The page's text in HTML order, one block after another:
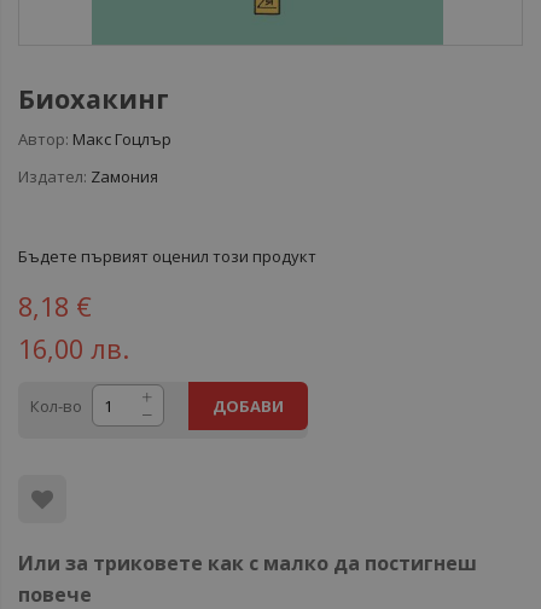
Биохакинг
Автор: Макс Гоцлър
Издател: Zамония
Бъдете първият оценил този продукт
8,18 €
16,00 лв.
Кол-во ДОБАВИ
Или за триковете как с малко да постигнеш
повече